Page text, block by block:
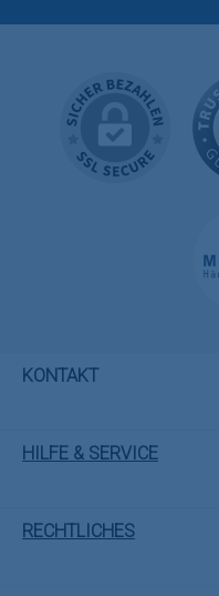
KONTAKT
HILFE & SERVICE
RECHTLICHES